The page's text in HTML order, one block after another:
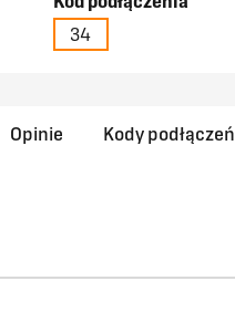
34
Opinie Kody podłączeń